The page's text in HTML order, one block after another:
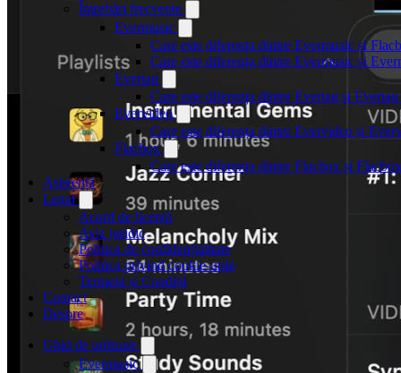
Întrebări frecvente
Evermusic
Care este diferența dintre Evermusic și
Care este diferența dintre Evermusic și
Evertag
Care este diferența dintre Evertag și
Evervideo
Care este diferența dintre Evervideo și
Flacbox
Care este diferența dintre Flacbox și
Asistență
Legal
Acord de licență
Aviz juridic
Politica de confidențialitate
Politica privind cookie-urile
Termeni și Condiții
Contact
Despre
Ghid de utilizare
Evermusic